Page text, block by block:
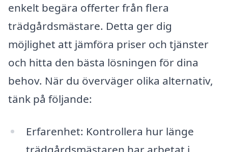
enkelt begära offerter från flera
trädgårdsmästare. Detta ger dig
möjlighet att jämföra priser och tjänster
och hitta den bästa lösningen för dina
behov. När du överväger olika alternativ,
tänk på följande:
Erfarenhet: Kontrollera hur länge